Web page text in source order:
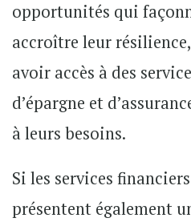
opportunités qui
accroître leur
avoir accès à des
d’épargne et
à leurs besoins.
Si les services
présentent également